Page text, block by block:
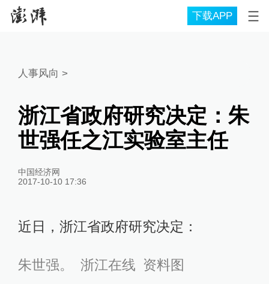
下载APP
人事风向 >
浙江省政府研究决定：朱
世强任之江实验室主任
中国经济网
2017-10-10 17:36
近日，浙江省政府研究决定：
朱世强。 浙江在线 资料图